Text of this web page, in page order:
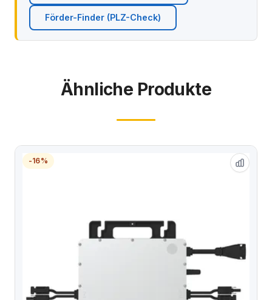
Förder-Finder (PLZ-Check)
Ähnliche Produkte
-16%